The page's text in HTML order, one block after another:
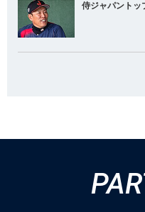
侍ジャパントッ